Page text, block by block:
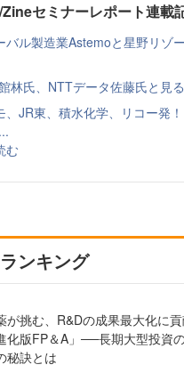
セミナーレポート連載
バル製造業Astemoと星野リゾ
林氏、NTTデータ佐藤氏と見
、JR東、積水化学、リコー発
む
ンキング
が挑む、R&Dの成果最大化に
化版FP＆A」──長期大型投資
秘訣とは